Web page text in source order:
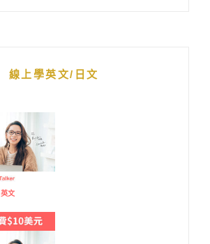
線上學英文/日文
英文